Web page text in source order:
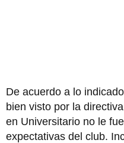
De acuerdo a lo
bien visto por la
en Universitario no le
expectativas del club.